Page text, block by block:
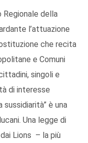
Regionale della
l’attuazione
che recita
e Comuni
singoli e
di interesse
è una
Una legge di
Lions – la più